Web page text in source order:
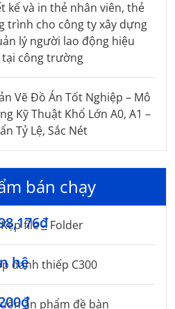
kế và in thẻ nhân viên, thẻ
trình cho công ty xây dựng
lý người lao động hiệu
tại công trường
Vẽ Đồ Án Tốt Nghiệp – Mô
Kỹ Thuật Khổ Lớn A0, A1 –
Tỷ Lệ, Sắc Nét
bán chạy
file – Folder
danh thiếp C300
hệ
ấn phẩm đề bàn